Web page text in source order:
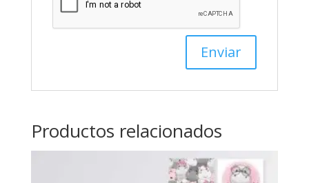
Productos relacionados